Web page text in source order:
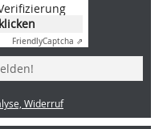
FriendlyCaptcha ⇗
Widerruf